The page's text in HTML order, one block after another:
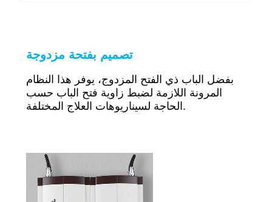
تصميم بفتحة مزدوجة
بفضل الباب ذي الفتح المزدوج، يوفر هذا النظام
المرونة اللازمة لضبط زاوية فتح الباب حسب
الحاجة لسيناريوهات العلاج المختلفة.